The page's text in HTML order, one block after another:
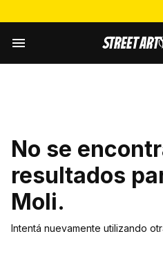
No se
resultados
Moli.
Intentá nuevamente utilizando